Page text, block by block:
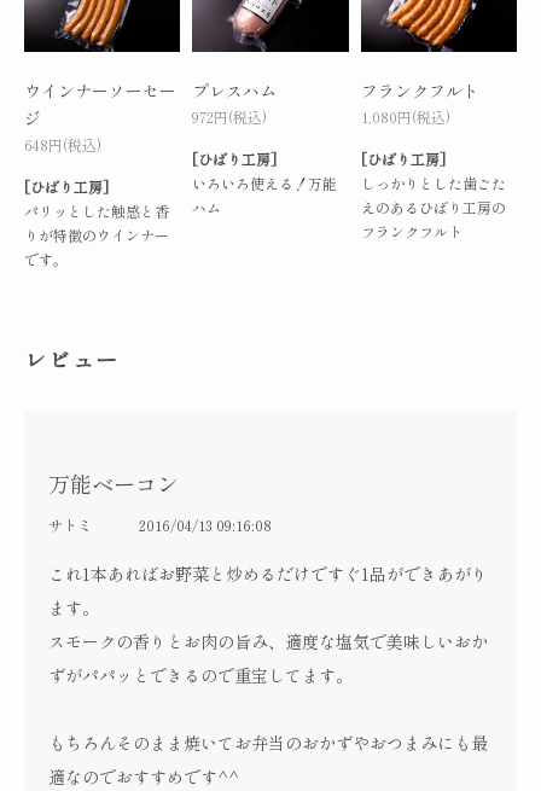
ウインナーソーセー
ジ
648円(税込)
[ひばり工房]
パリッとした触感と香
りが特徴のウインナー
です。
プレスハム
972円(税込)
[ひばり工房]
いろいろ使える！万能
ハム
フランクフルト
1,080円(税込)
[ひばり工房]
しっかりとした歯ごた
えのあるひばり工房の
フランクフルト
レビュー
万能ベーコン
サトミ 2016/04/13 09:16:08
これ1本あればお野菜と炒めるだけですぐ1品ができあがり
ます。
スモークの香りとお肉の旨み、適度な塩気で美味しいおか
ずがパパッとできるので重宝してます。
もちろんそのまま焼いてお弁当のおかずやおつまみにも最
適なのでおすすめです^^